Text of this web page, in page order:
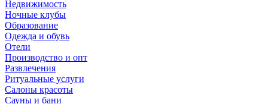
Недвижимость
Ночные клубы
Образование
Одежда и обувь
Отели
Производство и опт
Развлечения
Ритуальные услуги
Салоны красоты
Сауны и бани